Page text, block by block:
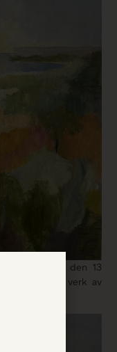
Stockholm den 13
visar upp 25 verk av
nedan.